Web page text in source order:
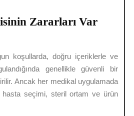
Zararları Var
koşullarda, doğru içeriklerle ve
genellikle güvenli bir
Ancak her medikal uygulamada
hasta seçimi, steril ortam ve ürün